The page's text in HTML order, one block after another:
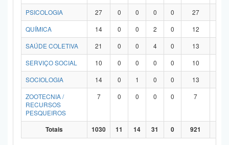
PSICOLOGIA 27 0 0 0 0 27
QUÍMICA
14 0 0 2 0 12
SAÚDE COLETIVA
21 0 0 4 0 13
SERVIÇO SOCIAL
10 0 0 0 0 10
SOCIOLOGIA
14 0 1 0 0 13
ZOOTECNIA /
RECURSOS
PESQUEIROS
7 0 0 0 0 7
Totais 1030 11 14 31 0 921